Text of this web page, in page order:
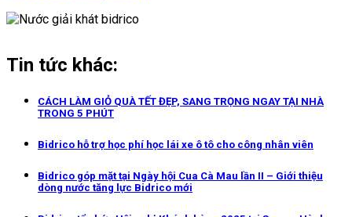
Tin tức khác:
CÁCH LÀM GIỎ QUÀ TẾT ĐẸP, SANG TRỌNG NGAY TẠI NHÀ
TRONG 5 PHÚT
Bidrico hỗ trợ học phí học lái xe ô tô cho công nhân viên
Bidrico góp mặt tại Ngày hội Cua Cà Mau lần II – Giới thiệu
dòng nước tăng lực Bidrico mới